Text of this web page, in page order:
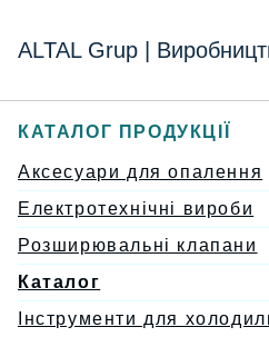
ALTAL Grup |
КАТАЛОГ ПРОДУКЦІЇ
Аксесуари для опалення
Електротехнічні вироби
Розширювальні клапани
Каталог
Інструменти для